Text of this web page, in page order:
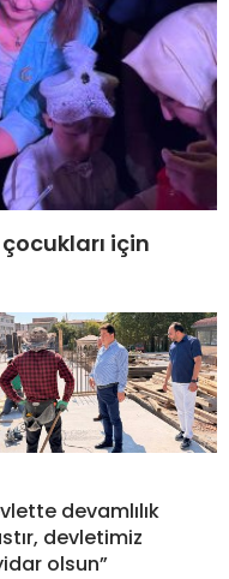
için
devamlılık
devletimiz
olsun”